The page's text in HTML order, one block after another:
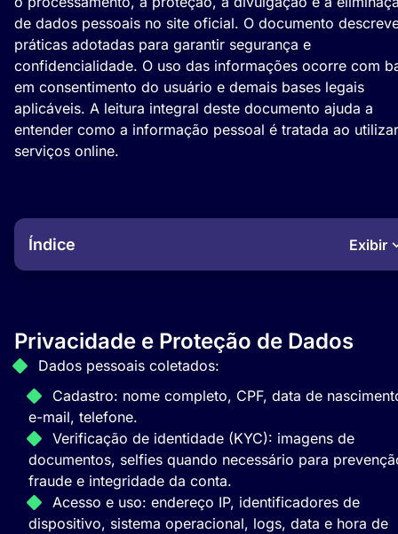
de dados pessoais no site oficial. O documento
práticas adotadas para garantir segurança e
confidencialidade. O uso das informações ocorre com
em consentimento do usuário e demais bases legais
aplicáveis. A leitura integral deste documento ajuda a
entender como a informação pessoal é tratada ao
serviços online.
Índice Exibir
Privacidade e Proteção de Dados
Dados pessoais coletados:
Cadastro: nome completo, CPF, data de
e-mail, telefone.
Verificação de identidade (KYC): imagens de
documentos, selfies quando necessário para
fraude e integridade da conta.
Acesso e uso: endereço IP, identificadores de
dispositivo, sistema operacional, logs, data e hora de